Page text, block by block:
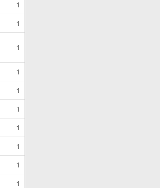
1
1
1
1
1
1
1
1
1
1